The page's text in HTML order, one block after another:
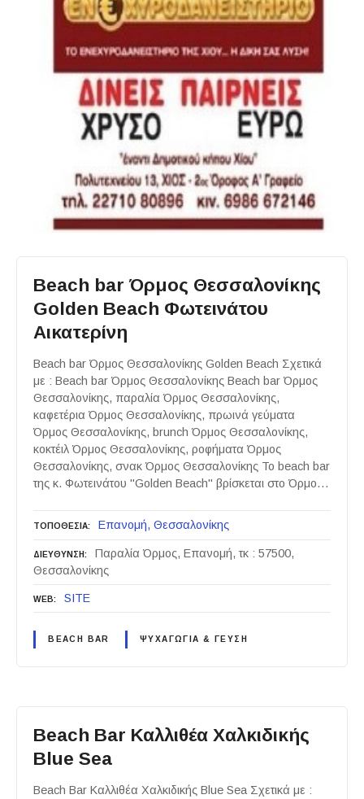
Beach bar Όρμος Θεσσαλονίκης
Golden Beach Φωτεινάτου
Αικατερίνη
Beach bar Όρμος Θεσσαλονίκης Golden Beach Σχετικά
με : Beach bar Όρμος Θεσσαλονίκης Beach bar Όρμος
Θεσσαλονίκης, παραλία Όρμος Θεσσαλονίκης,
καφετέρια Όρμος Θεσσαλονίκης, πρωινά γεύματα
Όρμος Θεσσαλονίκης, brunch Όρμος Θεσσαλονίκης,
κοκτέιλ Όρμος Θεσσαλονίκης, ροφήματα Όρμος
Θεσσαλονίκης, σνακ Όρμος Θεσσαλονίκης Το beach bar
της κ. Φωτεινάτου "Golden Beach" βρίσκεται στο Όρμο…
ΤΟΠΟΘΕΣΙΑ Επανομή Θεσσαλονίκης
ΔΙΕΥΘΥΝΣΗ
Παραλία Όρμος, Επανομή, τκ : 57500,
Θεσσαλονίκης
WEB SITE
BEACH BAR ΨΥΧΑΓΩΓΙΑ & ΓΕΥΣΗ
Beach Bar Καλλιθέα Χαλκιδικής
Blue Sea
Beach Bar Καλλιθέα Χαλκιδικής Blue Sea Σχετικά με :